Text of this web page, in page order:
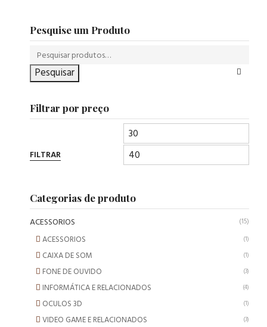
Pesquise um Produto
Pesquisar
Filtrar por preço
FILTRAR
Categorias de produto
ACESSORIOS (15)
ACESSORIOS (1)
CAIXA DE SOM (1)
FONE DE OUVIDO (3)
INFORMÁTICA E RELACIONADOS (4)
OCULOS 3D (1)
VIDEO GAME E RELACIONADOS (3)